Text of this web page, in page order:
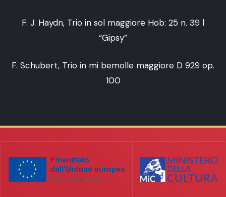
F. J. Haydn, Trio in sol maggiore Hob: 25 n. 39 l
“Gipsy”
F. Schubert, Trio in mi bemolle maggiore D 929 op.
100